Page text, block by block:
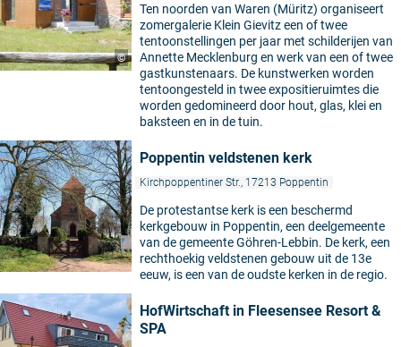
©
Ten noorden van Waren (Müritz) organiseert
zomergalerie Klein Gievitz een of twee
tentoonstellingen per jaar met schilderijen van
Annette Mecklenburg en werk van een of twee
gastkunstenaars. De kunstwerken worden
tentoongesteld in twee expositieruimtes die
worden gedomineerd door hout, glas, klei en
baksteen en in de tuin.
Poppentin veldstenen kerk
Kirchpoppentiner Str., 17213 Poppentin
De protestantse kerk is een beschermd
kerkgebouw in Poppentin, een deelgemeente
van de gemeente Göhren-Lebbin. De kerk, een
rechthoekig veldstenen gebouw uit de 13e
eeuw, is een van de oudste kerken in de regio.
HofWirtschaft in Fleesensee Resort &
SPA